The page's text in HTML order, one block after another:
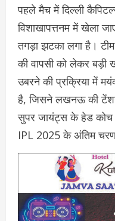
पहले मैच में दिल्ली
विशाखापत्तनम में खेला
तगड़ा झटका लगा है।
की वापसी को लेकर
उबरने की प्रक्रिया में
है, जिसने लखनऊ की
सुपर जायंट्स के हेड कोच
IPL 2025 के अंतिम